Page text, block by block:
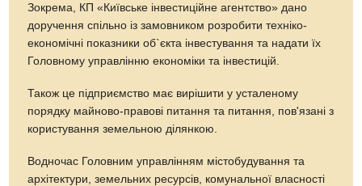
Зокрема, КП «Київське інвестиційне агентство» дано
доручення спільно із замовником розробити техніко-
економічні показники об`єкта інвестування та надати їх
Головному управлінню економіки та інвестицій.
Також це підприємство має вирішити у усталеному
порядку майново-правові питання та питання, пов'язані з
користування земельною ділянкою.
Водночас Головним управлінням містобудування та
архітектури, земельних ресурсів, комунальної власності